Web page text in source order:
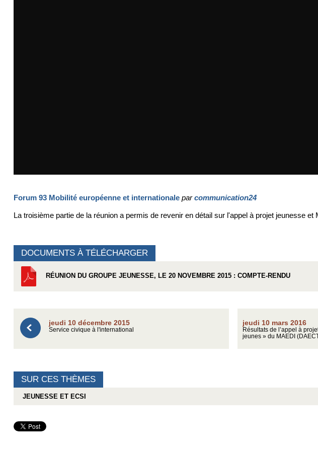
Forum 93 Mobilité européenne et internationale parcommunication24
La troisième partie de la réunion a permis de revenir en détail sur l'appel à projet jeunesse et
DOCUMENTS À TÉLÉCHARGER
RÉUNION DU GROUPE JEUNESSE, LE 20 NOVEMBRE 2015 : COMPTE-RENDU
jeudi 10 décembre 2015
Service civique à l'international
jeudi 10 mars 2016
Résultats de l’appel à
jeunes » du MAEDI
SUR CES THÈMES
JEUNESSE ET ECSI